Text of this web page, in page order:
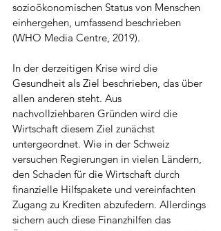
sozioökonomischen Status von Menschen
einhergehen, umfassend beschrieben
(WHO Media Centre, 2019).
In der derzeitigen Krise wird die
Gesundheit als Ziel beschrieben, das über
allen anderen steht. Aus
nachvollziehbaren Gründen wird die
Wirtschaft diesem Ziel zunächst
untergeordnet. Wie in der Schweiz
versuchen Regierungen in vielen Ländern,
den Schaden für die Wirtschaft durch
finanzielle Hilfspakete und vereinfachten
Zugang zu Krediten abzufedern. Allerdings
sichern auch diese Finanzhilfen das